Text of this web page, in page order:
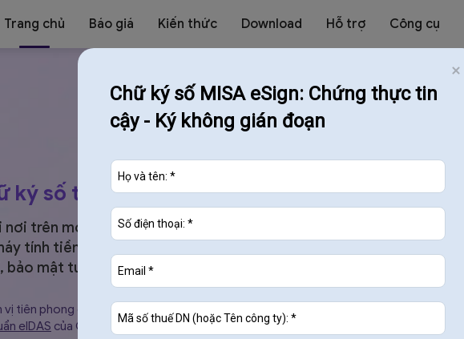
Trang chủ Báo giá Kiến thức Download Hỗ trợ Công cụ
ký số từ xa
nơi trên mọi thiết bị
tính tiền, tự động gửi lên
bảo mật tuyệt đối
vị tiên phong cung cấp chữ ký số từ xa
eIDAS của Châu Âu và đượcBộ TT&TT cấp phép
Chữ ký số MISA eSign: Chứng thực tin
cậy - Ký không gián đoạn